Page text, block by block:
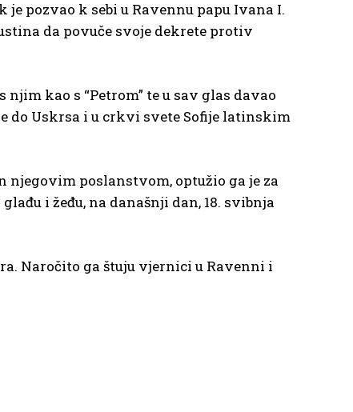
pozvao k sebi u Ravennu papu Ivana I.
da povuče svoje dekrete protiv
kao s “Petrom” te u sav glas davao
do Uskrsa i u crkvi svete Sofije latinskim
njegovim poslanstvom, optužio ga je za
i žeđu, na današnji dan, 18. svibnja
Naročito ga štuju vjernici u Ravenni i